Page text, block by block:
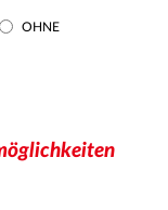
OHNE